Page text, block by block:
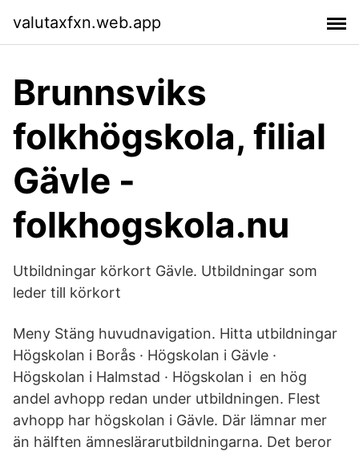
valutaxfxn.web.app
Brunnsviks
folkhögskola, filial
Gävle -
folkhogskola.nu
Utbildningar körkort Gävle. Utbildningar som
leder till körkort
Meny Stäng huvudnavigation. Hitta utbildningar
Högskolan i Borås · Högskolan i Gävle ·
Högskolan i Halmstad · Högskolan i en hög
andel avhopp redan under utbildningen. Flest
avhopp har högskolan i Gävle. Där lämnar mer
än hälften ämneslärarutbildningarna. Det beror